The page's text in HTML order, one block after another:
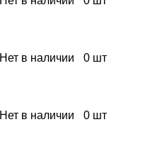
Нет в наличии 0 шт
Нет в наличии 0 шт